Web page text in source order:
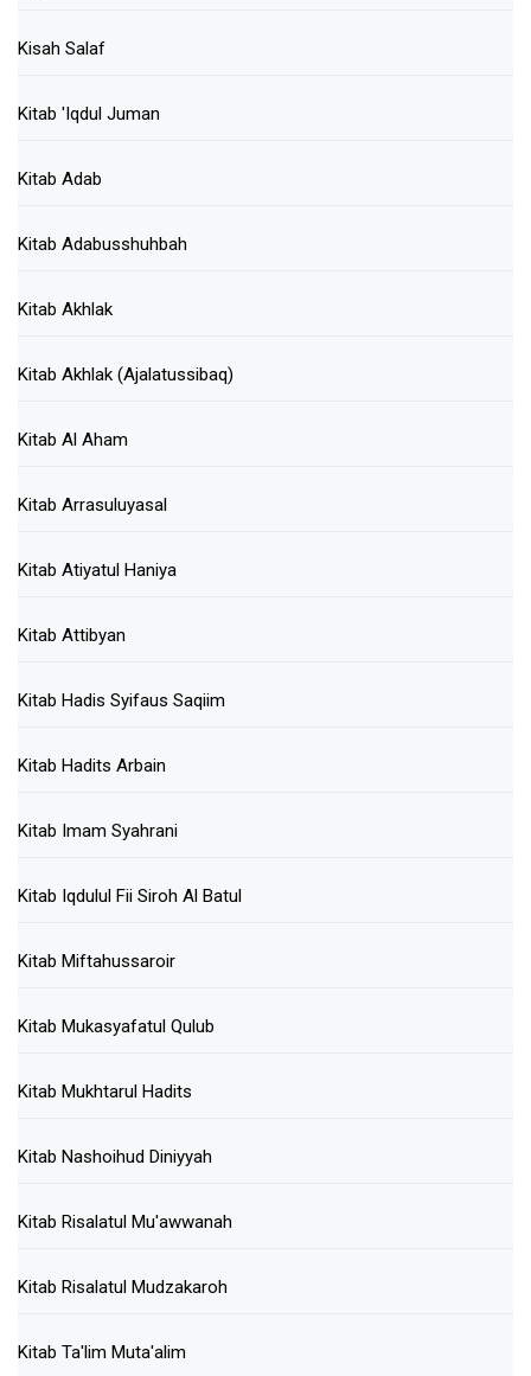
Kisah Salaf
Kitab 'Iqdul Juman
Kitab Adab
Kitab Adabusshuhbah
Kitab Akhlak
Kitab Akhlak (Ajalatussibaq)
Kitab Al Aham
Kitab Arrasuluyasal
Kitab Atiyatul Haniya
Kitab Attibyan
Kitab Hadis Syifaus Saqiim
Kitab Hadits Arbain
Kitab Imam Syahrani
Kitab Iqdulul Fii Siroh Al Batul
Kitab Miftahussaroir
Kitab Mukasyafatul Qulub
Kitab Mukhtarul Hadits
Kitab Nashoihud Diniyyah
Kitab Risalatul Mu'awwanah
Kitab Risalatul Mudzakaroh
Kitab Ta'lim Muta'alim